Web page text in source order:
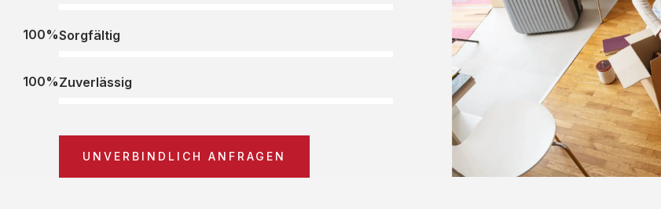
Sorgfältig
100%
Zuverlässig
100%
UNVERBINDLICH ANFRAGEN